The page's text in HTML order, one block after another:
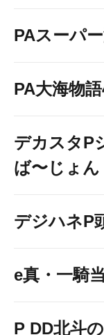
PAスーパ
PA大海物
デカスタP
ば〜じょん
デジハネP
e真・一騎
P DD北斗